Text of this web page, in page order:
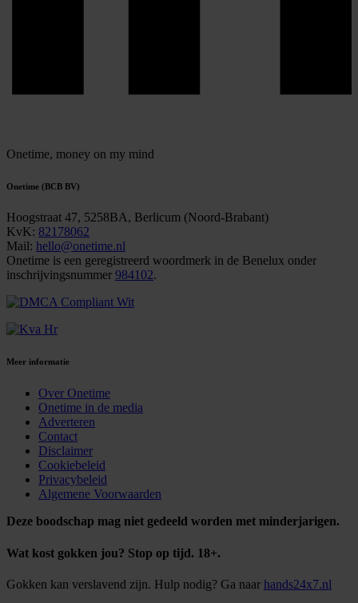
Onetime, money on my mind
Onetime (BCB BV)
Hoogstraat 47, 5258BA, Berlicum (Noord-Brabant)
KvK: 82178062
Mail: hello@onetime.nl
Onetime is een geregistreerd woordmerk in de Benelux onder
inschrijvingsnummer 984102.
Meer informatie
Over Onetime
Onetime in de media
Adverteren
Contact
Disclaimer
Cookiebeleid
Privacybeleid
Algemene Voorwaarden
Deze boodschap mag niet gedeeld worden met minderjarigen.
Wat kost gokken jou? Stop op tijd. 18+.
Gokken kan verslavend zijn. Hulp nodig? Ga naar hands24x7.nl